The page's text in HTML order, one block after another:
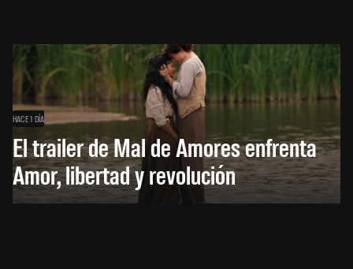
HACE 1 DÍA
El trailer de Mal de Amores enfrenta
Amor, libertad y revolución